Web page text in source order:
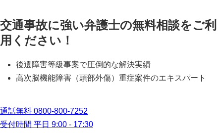
交通事故に強い弁護士の無料相談をご利
用ください！
後遺障害等級事案で圧倒的な解決実績
高次脳機能障害（頭部外傷）重症案件のエキスパート
通話無料 0800-800-7252
受付時間 平日 9:00 - 17:30